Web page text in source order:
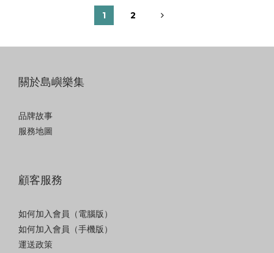
1 2
關於島嶼樂集
品牌故事
服務地圖
顧客服務
如何加入會員（電腦版）
如何加入會員（手機版）
運送政策